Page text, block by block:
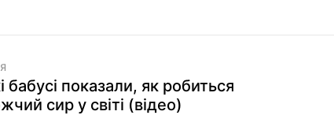
бабусі показали, як робиться
сир у світі (відео)